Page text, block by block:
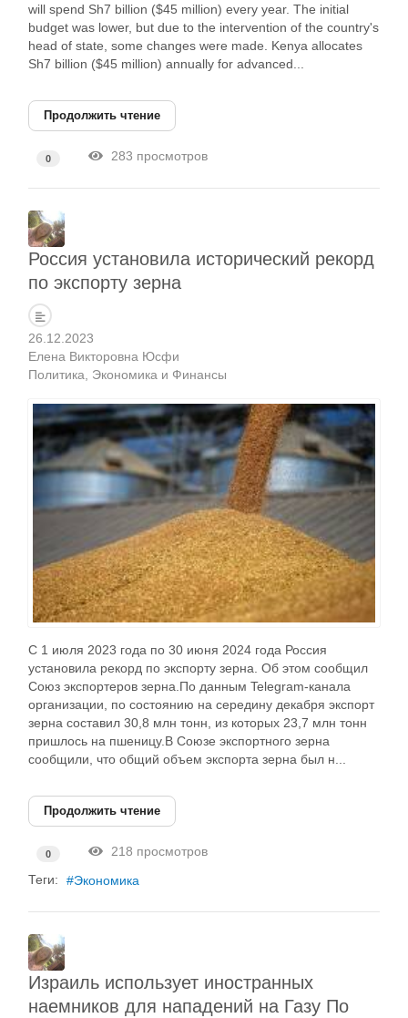
will spend Sh7 billion ($45 million) every year. The initial
budget was lower, but due to the intervention of the country's
head of state, some changes were made. Kenya allocates
Sh7 billion ($45 million) annually for advanced...
Продолжить чтение
0 283 просмотров
Россия установила исторический рекорд
по экспорту зерна
26.12.2023
Елена Викторовна Юсфи
Политика
Экономика и Финансы
С 1 июля 2023 года по 30 июня 2024 года Россия
установила рекорд по экспорту зерна. Об этом сообщил
Союз экспортеров зерна.По данным Telegram-канала
организации, по состоянию на середину декабря экспорт
зерна составил 30,8 млн тонн, из которых 23,7 млн тонн
пришлось на пшеницу.В Союзе экспортного зерна
сообщили, что общий объем экспорта зерна был н...
Продолжить чтение
0
218 просмотров
Теги:
Экономика
Израиль использует иностранных
наемников для нападений на Газу По